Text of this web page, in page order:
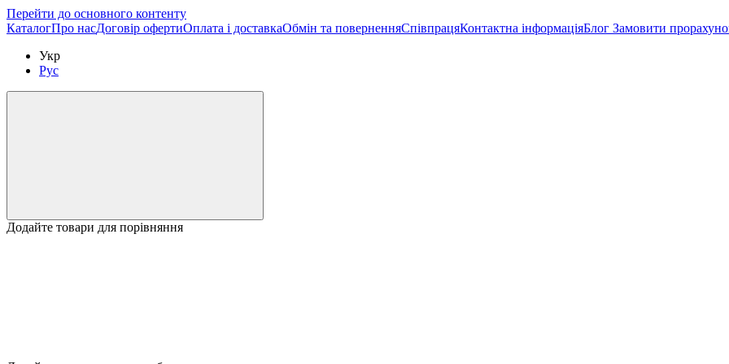
Перейти до основного контенту
КаталогПро насДоговір офертиОплата і доставкаОбмін та поверненняСпівпрацяКонтактна інформаціяБлог Замовити
Укр
Рус
Додайте товари для порівняння